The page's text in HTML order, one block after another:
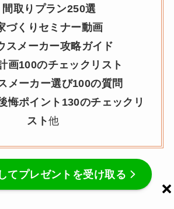
間取りプラン250選
づくりセミナー動画
スメーカー攻略ガイド
画100のチェックリスト
メーカー選び100の質問
悔ポイント130のチェックリ
スト他
てプレゼントを受け取る